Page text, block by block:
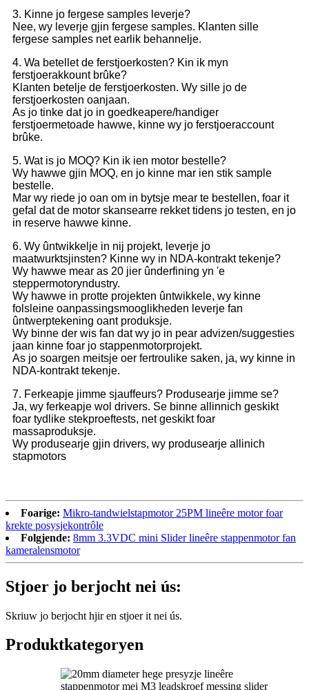
3. Kinne jo fergese samples leverje?
Nee, wy leverje gjin fergese samples. Klanten sille
fergese samples net earlik behannelje.
4. Wa betellet de ferstjoerkosten? Kin ik myn
ferstjoerakkount brûke?
Klanten betelje de ferstjoerkosten. Wy sille jo de
ferstjoerkosten oanjaan.
As jo ​​tinke dat jo in goedkeapere/handiger
ferstjoermetoade hawwe, kinne wy ​​jo ferstjoeraccount
brûke.
5. Wat is jo MOQ? Kin ik ien motor bestelle?
Wy hawwe gjin MOQ, en jo kinne mar ien stik sample
bestelle.
Mar wy riede jo oan om in bytsje mear te bestellen, foar it
gefal dat de motor skansearre rekket tidens jo testen, en jo
in reserve hawwe kinne.
6. Wy ûntwikkelje in nij projekt, leverje jo
maatwurktsjinsten? Kinne wy ​​in NDA-kontrakt tekenje?
Wy hawwe mear as 20 jier ûnderfining yn 'e
steppermotoryndustry.
Wy hawwe in protte projekten ûntwikkele, wy kinne
folsleine oanpassingsmooglikheden leverje fan
ûntwerptekening oant produksje.
Wy binne der wis fan dat wy jo in pear advizen/suggesties
jaan kinne foar jo stappenmotorprojekt.
As jo ​​soargen meitsje oer fertroulike saken, ja, wy kinne in
NDA-kontrakt tekenje.
7. Ferkeapje jimme sjauffeurs? Produsearje jimme se?
Ja, wy ferkeapje wol drivers. Se binne allinnich geskikt
foar tydlike stekproeftests, net geskikt foar
massaproduksje.
Wy produsearje gjin drivers, wy produsearje allinich
stapmotors
Foarige: Mikro-tandwielstapmotor 25PM lineêre motor foar
krekte posysjekontrôle
Folgjende: 8mm 3.3VDC mini Slider lineêre stappenmotor fan
kameralensmotor
Stjoer jo berjocht nei ús:
Skriuw jo berjocht hjir en stjoer it nei ús.
Produktkategoryen